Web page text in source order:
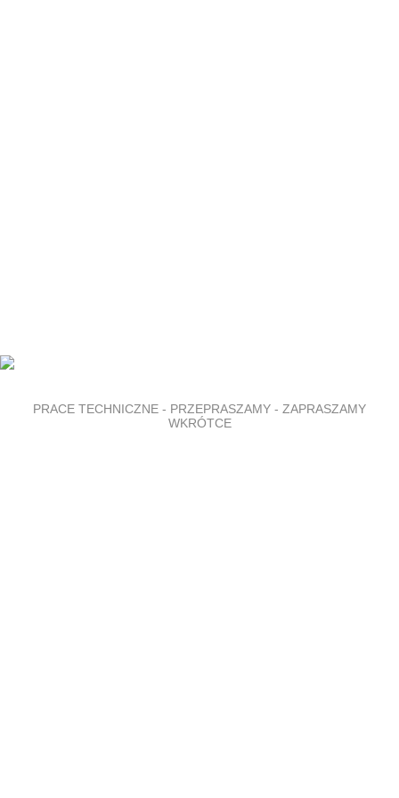
PRACE TECHNICZNE - PRZEPRASZAMY - ZAPRASZAMY
WKRÓTCE